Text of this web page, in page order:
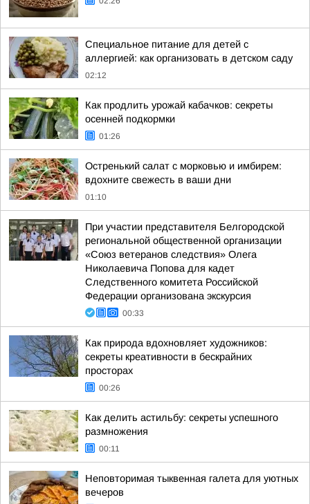
Специальное питание для детей с
аллергией: как организовать в детском саду
02:12
Как продлить урожай кабачков: секреты
осенней подкормки
01:26
Остренький салат с морковью и имбирем:
вдохните свежесть в ваши дни
01:10
При участии представителя Белгородской
региональной общественной организации
«Союз ветеранов следствия» Олега
Николаевича Попова для кадет
Следственного комитета Российской
Федерации организована экскурсия
00:33
Как природа вдохновляет художников:
секреты креативности в бескрайних
просторах
00:26
Как делить астильбу: секреты успешного
размножения
00:11
Неповторимая тыквенная галета для уютных
вечеров